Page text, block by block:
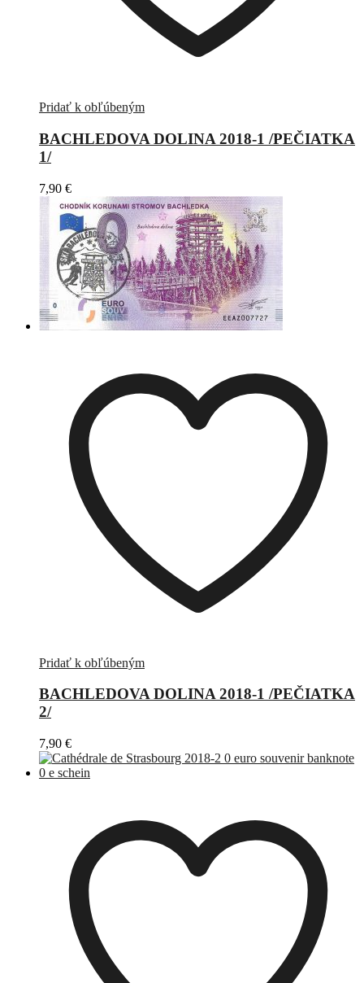
Pridať k obľúbeným
BACHLEDOVA DOLINA 2018-1 /PEČIATKA
1/
7,90 €
Pridať k obľúbeným
BACHLEDOVA DOLINA 2018-1 /PEČIATKA
2/
7,90 €